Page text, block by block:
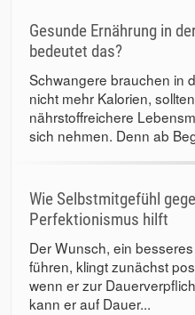
Gesunde Ernährung in
bedeutet das?
Schwangere brauchen in
nicht mehr Kalorien,
nährstoffreichere
sich nehmen. Denn ab
Wie Selbstmitgefühl
Perfektionismus hilft
Der Wunsch, ein
führen, klingt zunächst
wenn er zur
kann er auf Dauer...